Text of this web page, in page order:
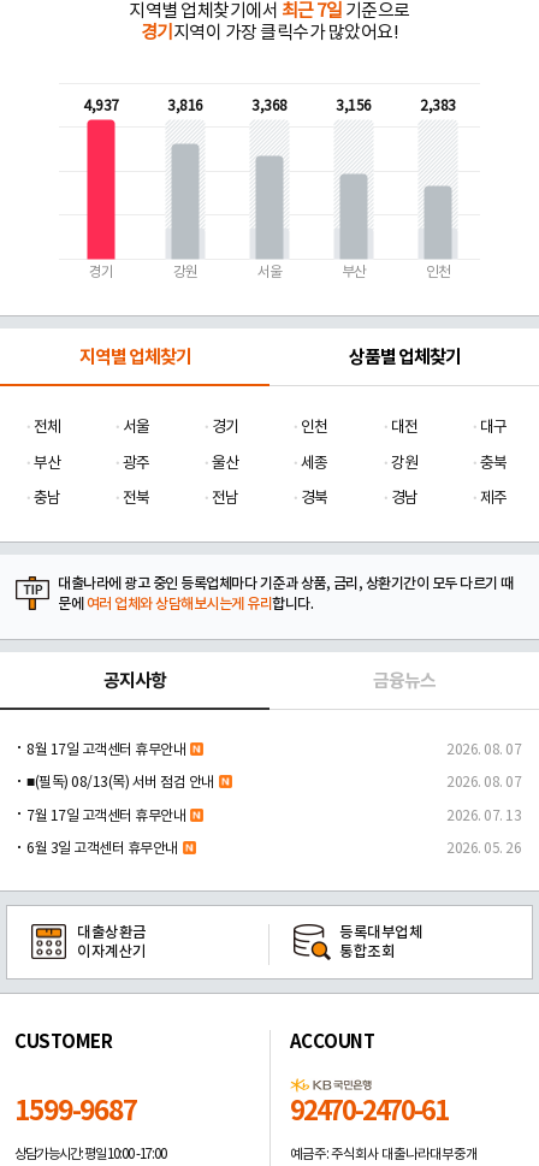
지역별 업체찾기에서 최근 7일 기준으로
경기 지역이 가장 클릭수가 많았어요!
4,937
경기
3,816
강원
3,368
서울
3,156
부산
2,383
인천
지역별 업체찾기 상품별 업체찾기
전체 서울 경기 인천 대전
대구
부산
광주 울산 세종 강원
충북
충남
전북 전남 경북 경남 제주
대출나라에 광고 중인 등록업체마다 기준과 상품, 금리, 상환기간이 모두 다르기 때
문에 여러 업체와 상담해보시는게 유리합니다.
공지사항 금융뉴스
8월 17일 고객센터 휴무안내 2026. 08. 07
■(필독) 08/13(목) 서버 점검 안내 2026. 08. 07
7월 17일 고객센터 휴무안내 2026. 07. 13
6월 3일 고객센터 휴무안내 2026. 05. 26
대출상환금
이자계산기
등록대부업체
통합조회
CUSTOMER
1599-9687
상담가능시간: 평일10:00 -17:00
ACCOUNT
92470-2470-61
예금주: 주식회사 대출나라대부중개